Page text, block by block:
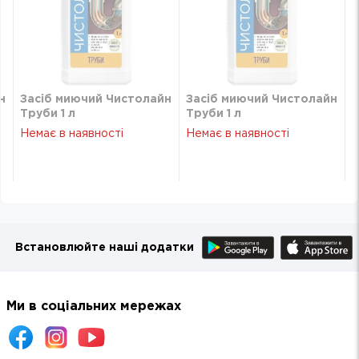
Засіб миючий Чистолайн
Труби 1 л
Немає в наявності
Засіб миючий Чистолайн
Труби 1 л
Немає в наявності
Встановлюйте наші додатки
Ми в соціальних мережах